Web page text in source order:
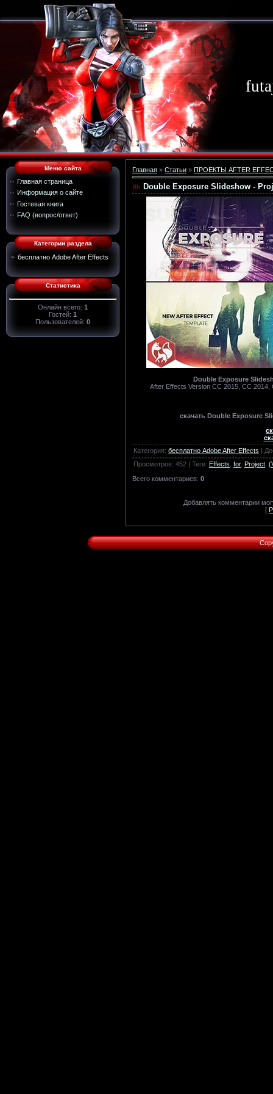
Меню сайта
Главная страница
Информация о сайте
Гостевая книга
FAQ (вопрос/ответ)
Категории раздела
бесплатно Adobe After Effects
Статистика
Онлайн всего: 1
Гостей: 1
Пользователей: 0
Главная » Статьи » ПРОЕКТЫ AFTER
Double Exposure Slideshow -
Double Exposure
After Effects Version CC 2015, CC
скачать Double Exposure
Категория: бесплатно Adobe After Effects |
Просмотров: 452 | Теги: Effects for, Project
Всего комментариев: 0
Добавлять комментарии
[